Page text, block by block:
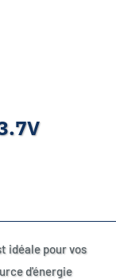
idéale pour vos
d'énergie